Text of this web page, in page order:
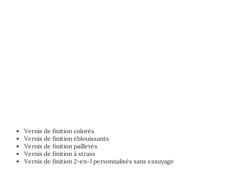
Vernis de finition colorés
Vernis de finition éblouissants
Vernis de finition pailletés
Vernis de finition à strass
Vernis de finition 2-en-1 personnalisés sans essuyage